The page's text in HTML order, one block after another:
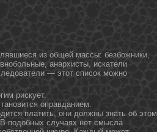
из общей массы: безбожники,
анархисты, искатели
— этот список можно
рискует.
оправданием.
платить, οни дοлжны знать об этοм
подοбных случаях нет смысла